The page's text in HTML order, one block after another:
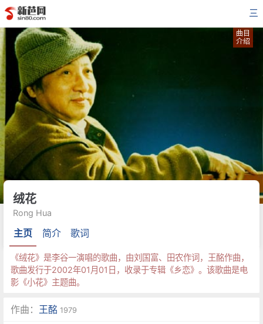
三
曲目
介绍
绒花
Rong Hua
主页 简介 歌词
《绒花》是李谷一演唱的歌曲，由刘国富、田农作词，王酩作曲，
歌曲发行于2002年01月01日，收录于专辑《乡恋》。该歌曲是电
影《小花》主题曲。
作曲： 王酩 1979